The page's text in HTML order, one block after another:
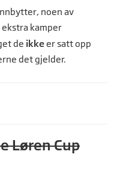
noen av
kamper
de ikkeer satt opp
det gjelder.
Løren Cup